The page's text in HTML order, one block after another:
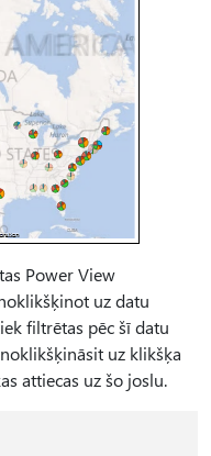
Power View
uz datu
filtrētas pēc šī datu
uz klikšķa
attiecas uz šo joslu.